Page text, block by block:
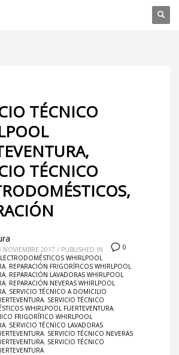
TÉCNICO
TÉCNICO
0
NOVIEMBRE 2017 / PUBLISHED IN
WHIRLPOOL
, REPARACIÓN FRIGORÍFICOS WHIRLPOOL
, REPARACIÓN LAVADORAS WHIRLPOOL
, REPARACIÓN NEVERAS WHIRLPOOL
, SERVICIO TÉCNICO A DOMICILIO
, SERVICIO TÉCNICO
WHIRLPOOL FUERTEVENTURA,
FRIGORÍFICO WHIRLPOOL
, SERVICIO TÉCNICO LAVADORAS
, SERVICIO TÉCNICO NEVERAS
, SERVICIO TÉCNICO